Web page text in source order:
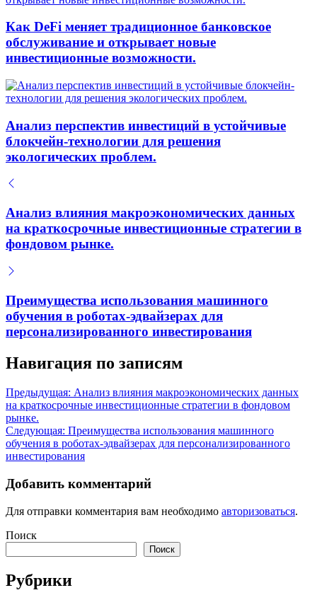
Как DeFi меняет традиционное банковское
обслуживание и открывает новые
инвестиционные возможности.
Анализ перспектив инвестиций в устойчивые
блокчейн-технологии для решения
экологических проблем.
Анализ влияния макроэкономических данных
на краткосрочные инвестиционные стратегии в
фондовом рынке.
Преимущества использования машинного
обучения в роботах-эдвайзерах для
персонализированного инвестирования
Навигация по записям
Предыдущая: Анализ влияния макроэкономических данных
на краткосрочные инвестиционные стратегии в фондовом
рынке.
Следующая: Преимущества использования машинного
обучения в роботах-эдвайзерах для персонализированного
инвестирования
Добавить комментарий
Для отправки комментария вам необходимо авторизоваться.
Поиск
Поиск
Рубрики